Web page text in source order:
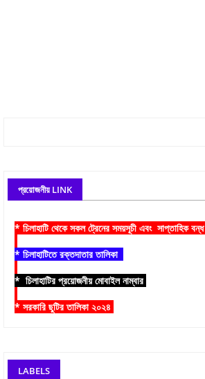
প্রয়োজনীয় LINK
* চিলাহাটি থেকে সকল ট্রেনের সময়সূচী এবং সাপ্তাহিক বন্ধ
* চিলাহাটিতে রক্তদাতার তালিকা
* চিলাহাটির প্রয়োজনীয় মোবাইল নাম্বার
* সরকারি ছুটির তালিকা ২০২৪
LABELS